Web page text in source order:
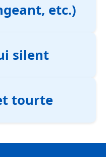
etc.)
silent
tourte